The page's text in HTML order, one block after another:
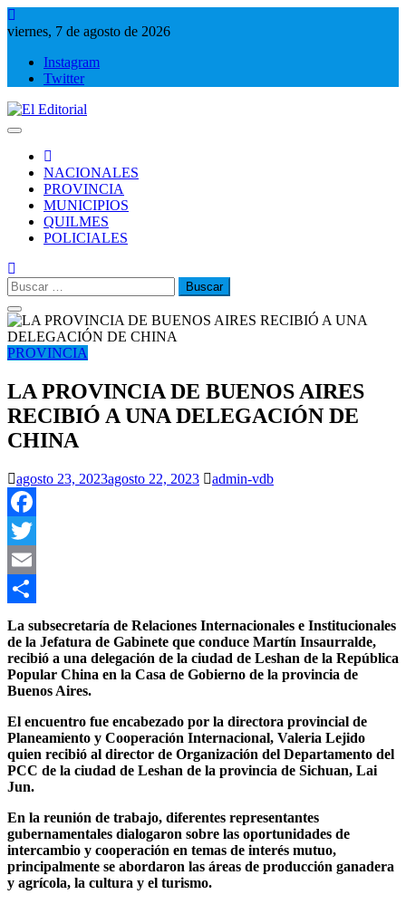
Saltar
al
viernes, 7 de agosto de 2026
Instagram
Twitter
NACIONALES
PROVINCIA
MUNICIPIOS
QUILMES
POLICIALES
Buscar:
PROVINCIA
LA PROVINCIA DE BUENOS AIRES
RECIBIÓ A UNA DELEGACIÓN DE
CHINA
agosto 23, 2023agosto 22, 2023 admin-vdb
Facebook
Twitter
Email
Compartir
La subsecretaría de Relaciones Internacionales e Institucionales
de la Jefatura de Gabinete que conduce Martín Insaurralde,
recibió a una delegación de la ciudad de Leshan de la República
Popular China en la Casa de Gobierno de la provincia de
Buenos Aires.
El encuentro fue encabezado por la directora provincial de
Planeamiento y Cooperación Internacional, Valeria Lejido
quien recibió al director de Organización del Departamento del
PCC de la ciudad de Leshan de la provincia de Sichuan, Lai
Jun.
En la reunión de trabajo, diferentes representantes
gubernamentales dialogaron sobre las oportunidades de
intercambio y cooperación en temas de interés mutuo,
principalmente se abordaron las áreas de producción ganadera
y agrícola, la cultura y el turismo.